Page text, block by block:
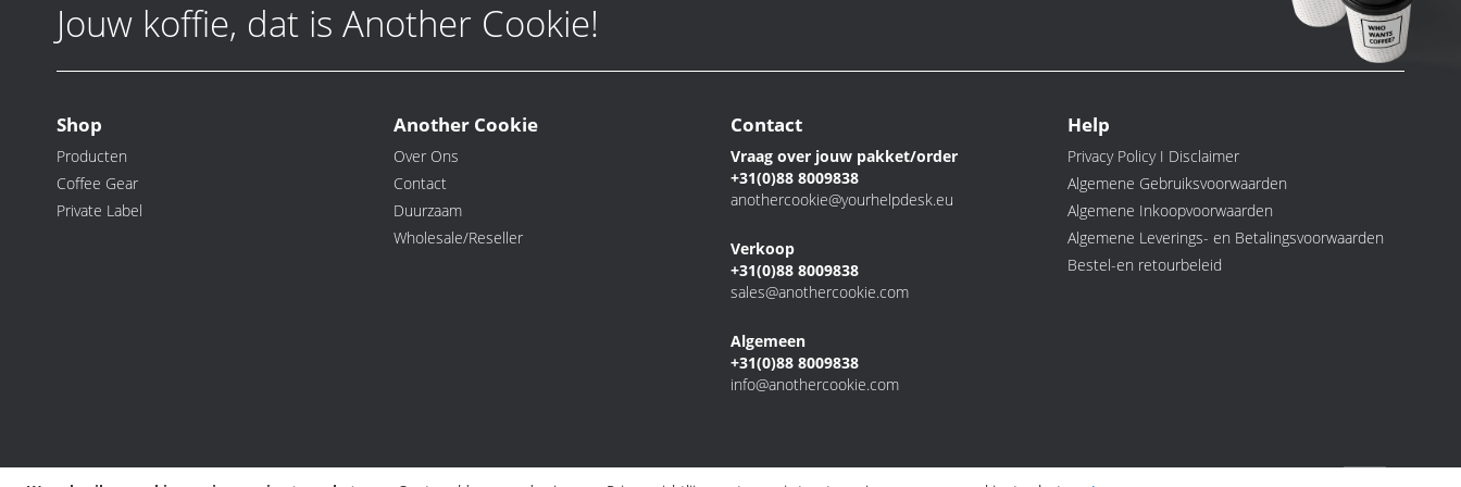
Jouw koffie, dat is Another Cookie!
Shop
Producten
Coffee Gear
Private Label
Another Cookie
Over Ons
Contact
Duurzaam
Wholesale/Reseller
Contact
Vraag over jouw pakket/order
+31(0)88 8009838
anothercookie@yourhelpdesk.eu
Verkoop
+31(0)88 8009838
sales@anothercookie.com
Algemeen
+31(0)88 8009838
info@anothercookie.com
Help
Privacy Policy I Disclaimer
Algemene Gebruiksvoorwaarden
Algemene Inkoopvoorwaarden
Algemene Leverings- en Betalingsvoorwaarden
Bestel-en retourbeleid